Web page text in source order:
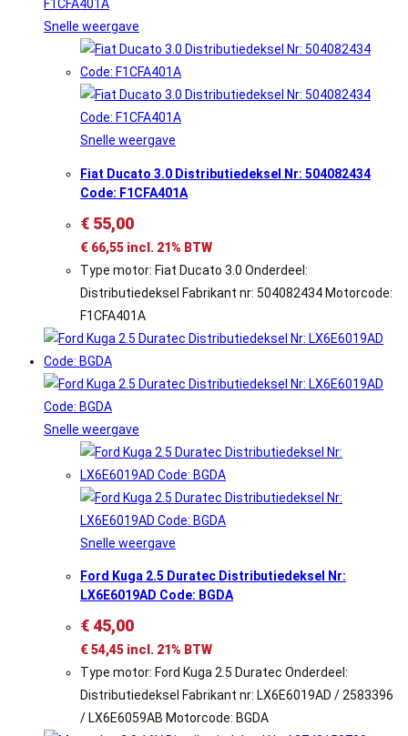
Snelle weergave
Snelle weergave
Fiat Ducato 3.0 Distributiedeksel Nr: 504082434
Code: F1CFA401A
€ 55,00
€ 66,55 incl. 21% BTW
Type motor: Fiat Ducato 3.0 Onderdeel:
Distributiedeksel Fabrikant nr: 504082434 Motorcode:
F1CFA401A
Snelle weergave
Snelle weergave
Ford Kuga 2.5 Duratec Distributiedeksel Nr:
LX6E6019AD Code: BGDA
€ 45,00
€54,45 incl. 21% BTW
Type motor: Ford Kuga 2.5 Duratec Onderdeel:
Distributiedeksel Fabrikant nr: LX6E6019AD / 2583396
/ LX6E6059AB Motorcode: BGDA